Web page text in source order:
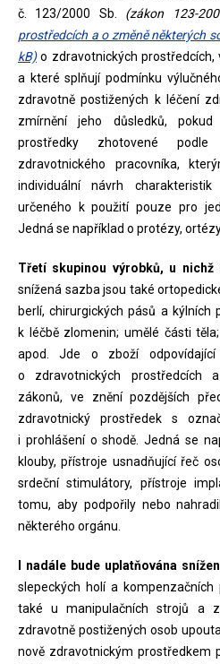
č. 123/2000 Sb. (zákon 123-
prostředcích a o změně některých
kB)o zdravotnických prostředcích,
a které splňují podmínku
zdravotně postižených k léčení
zmírnění jeho důsledků,
prostředky zhotovené podle
zdravotnického pracovníka,
individuální návrh charakteristik
určeného k použití pouze pro
Jedná se například o protézy,
Třetí skupinou výrobků, u nichž
snížená sazba jsou také
berlí, chirurgických pásů a kýlních
k léčbě zlomenin; umělé části
apod. Jde o zboží
o zdravotnických prostředcích
zákonů, ve znění pozdějších
zdravotnický prostředek s
i prohlášení o shodě. Jedná se
klouby, přístroje usnadňující řeč
srdeční stimulátory, přístroje
tomu, aby podpořily nebo
některého orgánu.
I nadále bude uplatňována
slepeckých holí a
také u manipulačních strojů a
zdravotně postižených osob
nově zdravotnickým prostředkem